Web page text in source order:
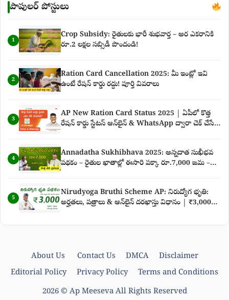
పాపులర్ పోస్టులు
1
Crop Subsidy: రైతులకు భారీ శుభవార్త – అర ఎకరానికి
రూ.2 లక్షల సబ్సిడీ పొందండి!
2
Ration Card Cancellation 2025: మీ ఇంట్లో ఇవి
ఉంటే రేషన్ కార్డు రద్దు! పూర్తి వివరాలు
3
AP New Ration Card Status 2025 | ఏపీలో కొత్త
రేషన్ కార్డు స్టేటస్ ఆన్‌లైన్ & WhatsApp ద్వారా చెక్ చేసే
4
Annadatha Sukhibhava 2025: అన్నదాత సుఖీభవ
పథకం – రైతుల ఖాతాల్లో ఈసారి పక్కా రూ.7,000 జమ –
5
Nirudyoga Bruthi Scheme AP: నిరుద్యోగ భృతి:
అర్హతలు, పత్రాలు & ఆన్‌లైన్ దరఖాస్తు విధానం | ₹3,000
About Us Contact Us DMCA
Disclaimer
Editorial Policy
Privacy Policy
Terms and Conditions
2026 © Ap Meeseva All Rights Reserved